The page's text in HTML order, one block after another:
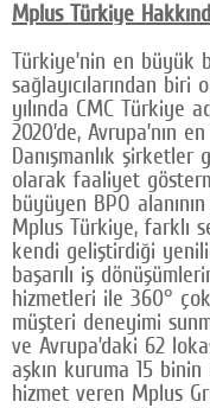
Mplus Türkiye
Türkiye’nin en büyük
sağlayıcılarından
yılında CMC Türkiye
2020’de, Avrupa’nın
Danışmanlık şirketler
olarak faaliyet
büyüyen BPO
Mplus Türkiye, farklı
kendi geliştirdiği
başarılı iş
hizmetleri ile 360°
müşteri deneyimi
ve Avrupa’daki 62
aşkın kuruma 15
hizmet veren Mplus